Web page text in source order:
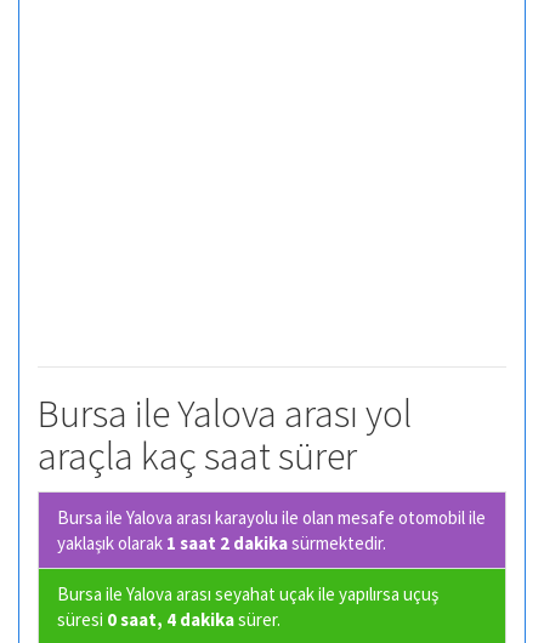
Bursa ile Yalova arası yol
araçla kaç saat sürer
Bursa ile Yalova arası karayolu ile olan mesafe otomobil ile
yaklaşık olarak 1 saat 2 dakikasürmektedir.
Bursa ile Yalova arası seyahat uçak ile yapılırsa uçuş
süresi 0 saat, 4 dakikasürer.